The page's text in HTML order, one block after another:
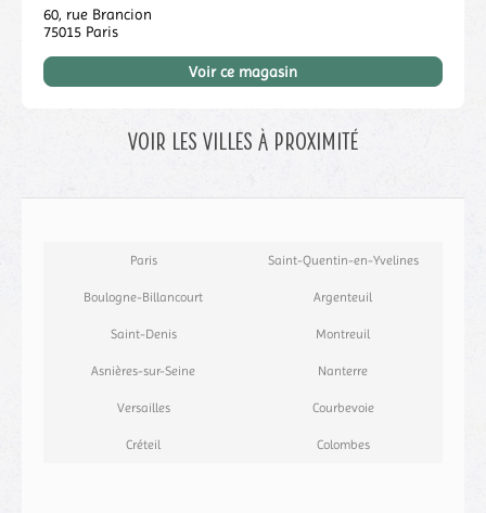
60, rue Brancion
75015 Paris
Voir ce magasin
Voir les villes à proximité
Paris Saint-Quentin-en-Yvelines
Boulogne-Billancourt Argenteuil
Saint-Denis Montreuil
Asnières-sur-Seine Nanterre
Versailles Courbevoie
Créteil Colombes